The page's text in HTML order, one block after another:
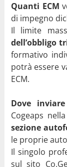
Quanti ECM
di impegno
Il limite
dell’obbligo
formativo
potrà essere
ECM.
Dove inviare
Cogeaps
sezione
le proprie
Il singolo
sul sito